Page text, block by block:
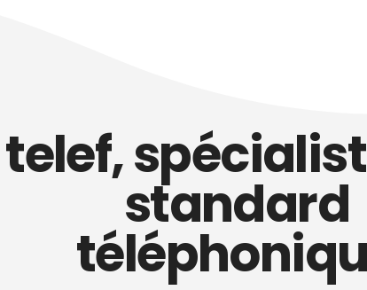
telef,
standard